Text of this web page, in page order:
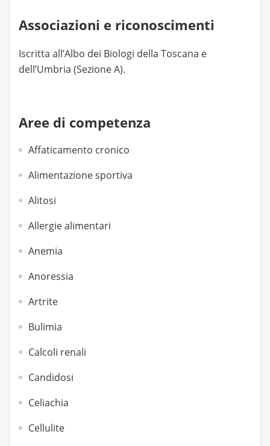
Associazioni e riconoscimenti
Iscritta all’Albo dei Biologi della Toscana e
dell’Umbria (Sezione A).
Aree di competenza
Affaticamento cronico
Alimentazione sportiva
Alitosi
Allergie alimentari
Anemia
Anoressia
Artrite
Bulimia
Calcoli renali
Candidosi
Celiachia
Cellulite